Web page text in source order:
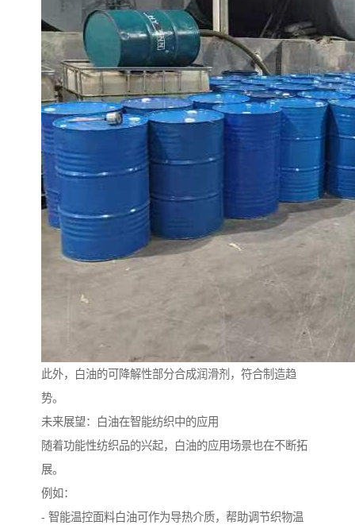
此外，白油的可降解性部分合成润滑剂，符合制造趋
势。
未来展望：白油在智能纺织中的应用
随着功能性纺织品的兴起，白油的应用场景也在不断拓
展。
例如：
- 智能温控面料白油可作为导热介质，帮助调节织物温